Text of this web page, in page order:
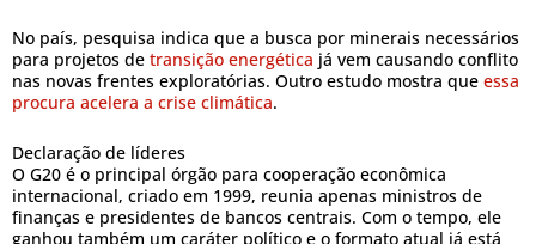
No país, pesquisa indica que a busca por minerais necessários
para projetos de transição energética já vem causando conflito
nas novas frentes exploratórias. Outro estudo mostra que essa
procura acelera a crise climática.
Declaração de líderes
O G20 é o principal órgão para cooperação econômica
internacional, criado em 1999, reunia apenas ministros de
finanças e presidentes de bancos centrais. Com o tempo, ele
ganhou também um caráter político e o formato atual já está